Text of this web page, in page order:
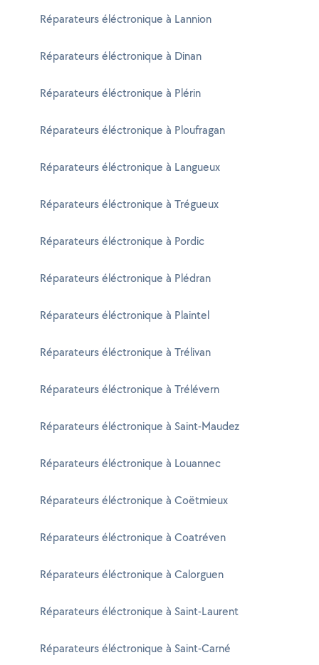
Réparateurs éléctronique à Lannion
Réparateurs éléctronique à Dinan
Réparateurs éléctronique à Plérin
Réparateurs éléctronique à Ploufragan
Réparateurs éléctronique à Langueux
Réparateurs éléctronique à Trégueux
Réparateurs éléctronique à Pordic
Réparateurs éléctronique à Plédran
Réparateurs éléctronique à Plaintel
Réparateurs éléctronique à Trélivan
Réparateurs éléctronique à Trélévern
Réparateurs éléctronique à Saint-Maudez
Réparateurs éléctronique à Louannec
Réparateurs éléctronique à Coëtmieux
Réparateurs éléctronique à Coatréven
Réparateurs éléctronique à Calorguen
Réparateurs éléctronique à Saint-Laurent
Réparateurs éléctronique à Saint-Carné